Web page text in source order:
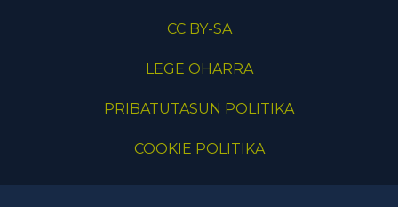
CC BY-SA
LEGE OHARRA
PRIBATUTASUN POLITIKA
COOKIE POLITIKA